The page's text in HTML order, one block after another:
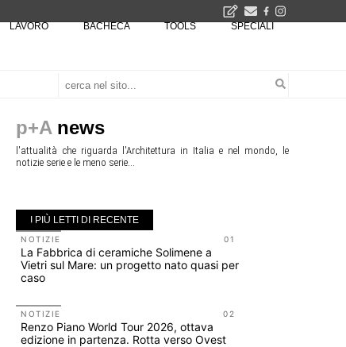
LAVORO BACHECA TOOLS SPECIALI
p+A news
l'attualità che riguarda l'Architettura in Italia e nel mondo, le
notizie serie e le meno serie...
I PIÙ LETTI DI RECENTE
01
NOTIZIE
La Fabbrica di ceramiche Solimene a
Vietri sul Mare: un progetto nato quasi per
caso
02
NOTIZIE
Renzo Piano World Tour 2026, ottava
edizione in partenza. Rotta verso Ovest